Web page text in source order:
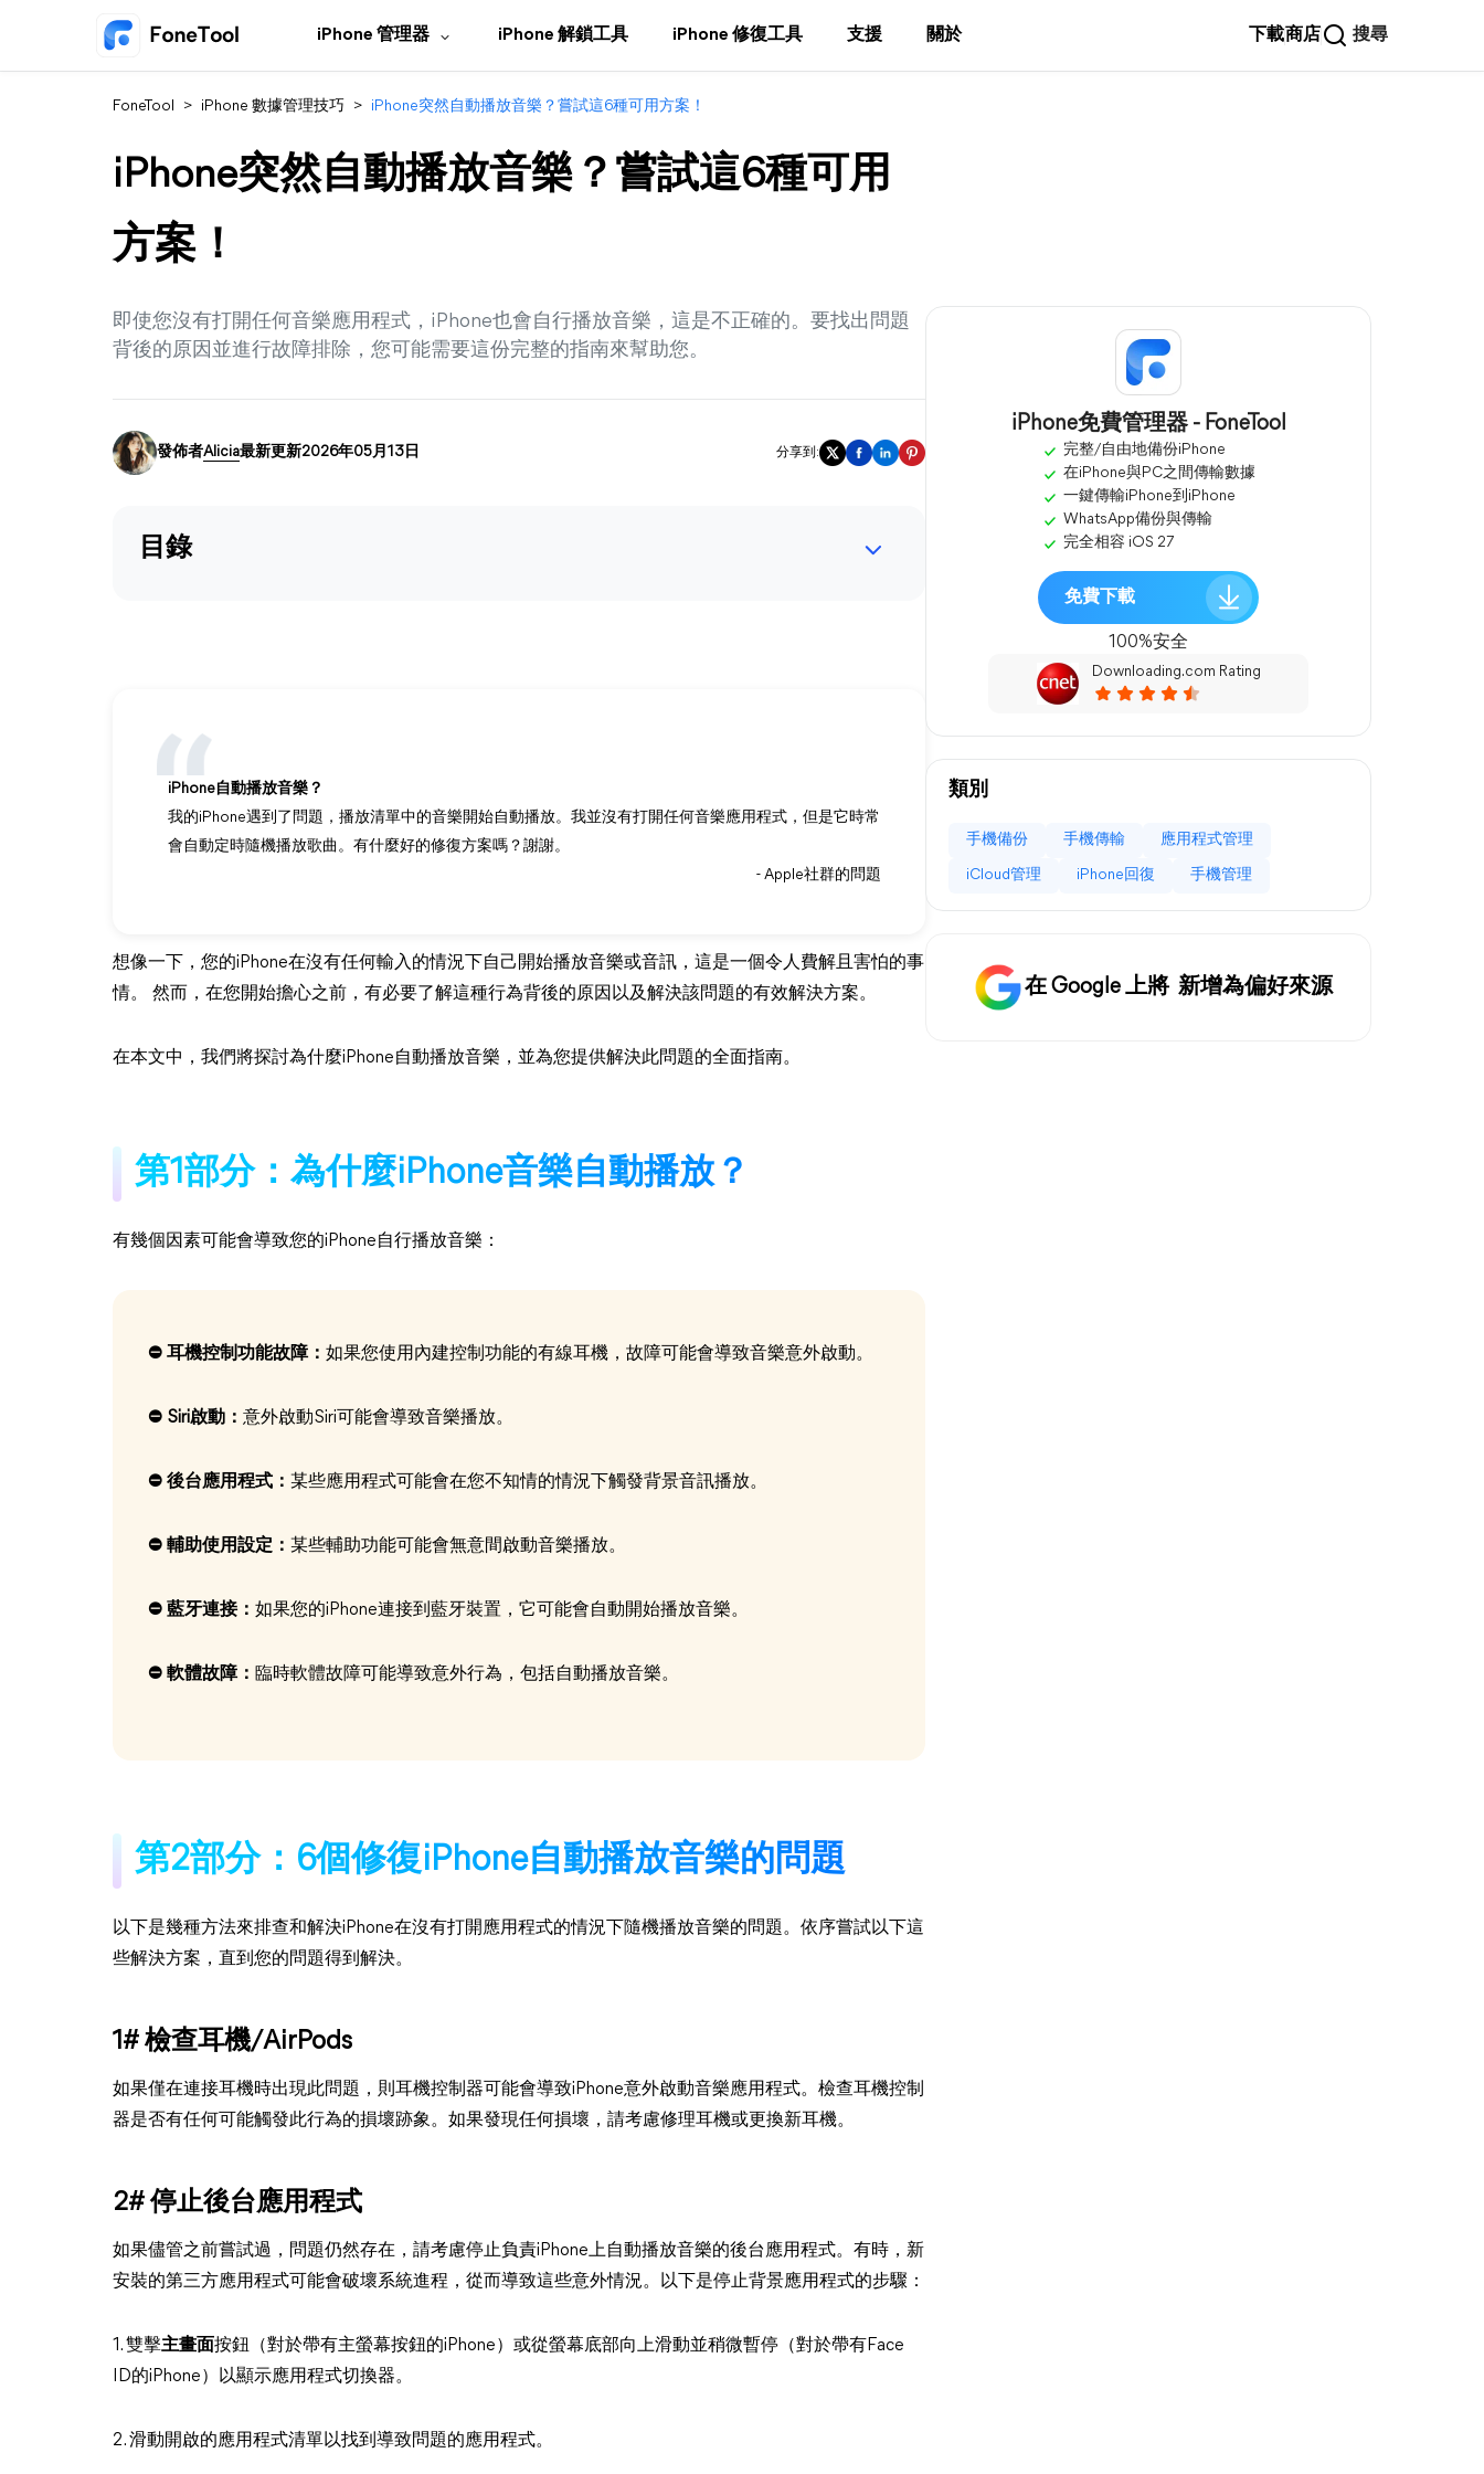
iPhone 管理器 iPhone 解鎖工具 iPhone 修復工具 支援 關於 下載商店 搜尋
FoneTool > iPhone 數據管理技巧 > iPhone突然自動播放音樂？嘗試這6種可用方案！
iPhone突然自動播放音樂？嘗試這6種可用
方案！
即使您沒有打開任何音樂應用程式，iPhone也會自行播放音樂，這是不正確的。要找出問題
背後的原因並進行故障排除，您可能需要這份完整的指南來幫助您。
發佈者Alicia最新更新2026年05月13日 分享到:
目錄
iPhone自動播放音樂？
我的iPhone遇到了問題，播放清單中的音樂開始自動播放。我並沒有打開任何音樂應用程式，但是它時常
會自動定時隨機播放歌曲。有什麼好的修復方案嗎？謝謝。
- Apple社群的問題
想像一下，您的iPhone在沒有任何輸入的情況下自己開始播放音樂或音訊，這是一個令人費解且害怕的事
情。 然而，在您開始擔心之前，有必要了解這種行為背後的原因以及解決該問題的有效解決方案。
在本文中，我們將探討為什麼iPhone自動播放音樂，並為您提供解決此問題的全面指南。
第1部分：為什麼iPhone音樂自動播放？
有幾個因素可能會導致您的iPhone自行播放音樂：
⛔ 耳機控制功能故障： 如果您使用內建控制功能的有線耳機，故障可能會導致音樂意外啟動。
⛔ Siri啟動： 意外啟動Siri可能會導致音樂播放。
⛔ 後台應用程式： 某些應用程式可能會在您不知情的情況下觸發背景音訊播放。
⛔ 輔助使用設定： 某些輔助功能可能會無意間啟動音樂播放。
⛔ 藍牙連接： 如果您的iPhone連接到藍牙裝置，它可能會自動開始播放音樂。
⛔ 軟體故障： 臨時軟體故障可能導致意外行為，包括自動播放音樂。
第2部分：6個修復iPhone自動播放音樂的問題
以下是幾種方法來排查和解決iPhone在沒有打開應用程式的情況下隨機播放音樂的問題。依序嘗試以下這
些解決方案，直到您的問題得到解決。
1# 檢查耳機/AirPods
如果僅在連接耳機時出現此問題，則耳機控制器可能會導致iPhone意外啟動音樂應用程式。檢查耳機控制
器是否有任何可能觸發此行為的損壞跡象。如果發現任何損壞，請考慮修理耳機或更換新耳機。
2# 停止後台應用程式
如果儘管之前嘗試過，問題仍然存在，請考慮停止負責iPhone上自動播放音樂的後台應用程式。有時，新
安裝的第三方應用程式可能會破壞系統進程，從而導致這些意外情況。以下是停止背景應用程式的步驟：
1. 雙擊主畫面按鈕（對於帶有主螢幕按鈕的iPhone）或從螢幕底部向上滑動並稍微暫停（對於帶有Face
ID的iPhone）以顯示應用程式切換器。
2. 滑動開啟的應用程式清單以找到導致問題的應用程式。
iPhone免費管理器 - FoneTool
完整/自由地備份iPhone
在iPhone與PC之間傳輸數據
一鍵傳輸iPhone到iPhone
WhatsApp備份與傳輸
完全相容 iOS 27
免費下載
100%安全
Downloading.com Rating
類別
手機備份 手機傳輸 應用程式管理
iCloud管理 iPhone回復 手機管理
在 Google 上將 新增為偏好來源